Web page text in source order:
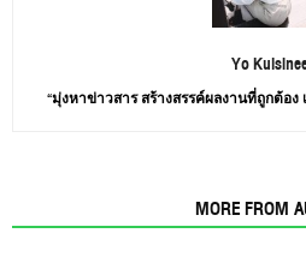
Yo
“มุ่งหาข่าวสาร สร้างสรรค์ผลงานที่ถูกต้อ
MORE FROM